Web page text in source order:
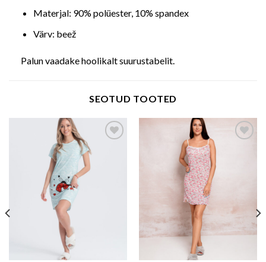
Materjal: 90% polüester, 10% spandex
Värv: beež
Palun vaadake hoolikalt suurustabelit.
SEOTUD TOOTED
Add to wishlist Add to wishlist